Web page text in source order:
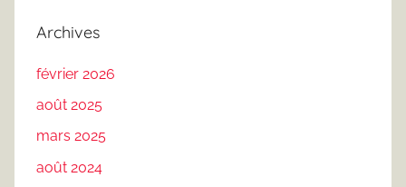
Archives
février 2026
août 2025
mars 2025
août 2024